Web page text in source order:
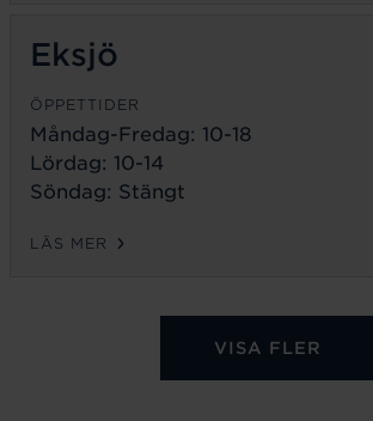
Eksjö
ÖPPETTIDER
Måndag-Fredag: 10-18
Lördag: 10-14
Söndag: Stängt
LÄS MER
VISA FLER